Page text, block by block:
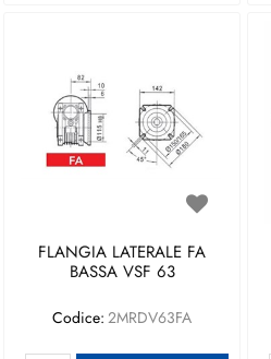
FLANGIA LATERALE FA
BASSA VSF 63
Codice: 2MRDV63FA